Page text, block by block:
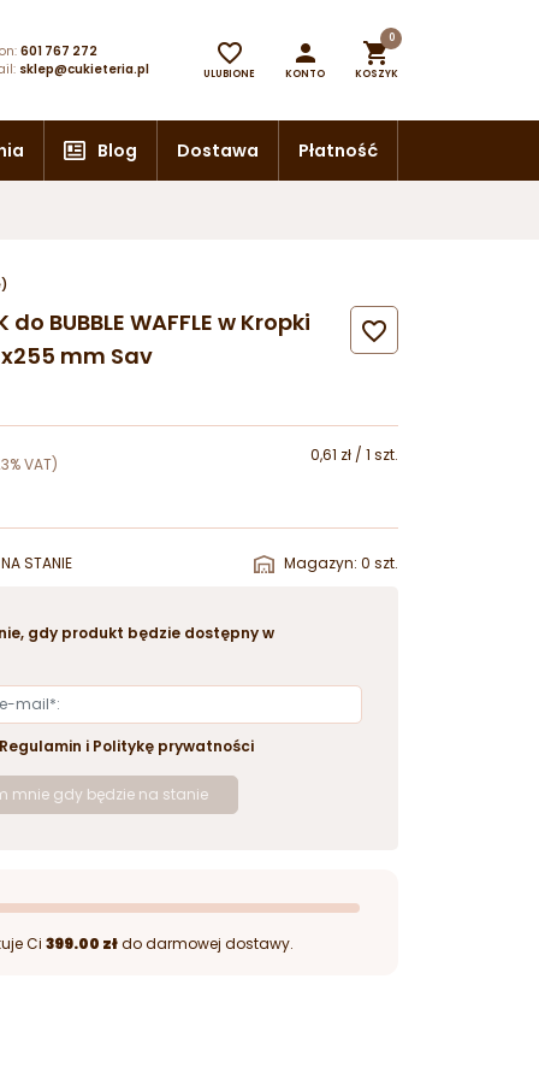
601 767 272
sklep@cukieteria.pl

ULUBIONE

KONTO

0
KOSZYK
Blog Dostawa Płatność
do BUBBLE WAFFLE w Kropki
mm Sav

VAT) 0,61 zł / 1 szt.
STANIE Magazyn: 0 szt.
gdy produkt będzie dostępny w
Regulamin i Politykę prywatności
mnie gdy będzie na stanie
Ci 399.00 złdo darmowej dostawy.